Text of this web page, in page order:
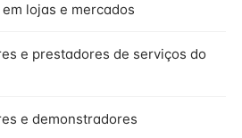
lojas e mercados
e prestadores de serviços do
e demonstradores